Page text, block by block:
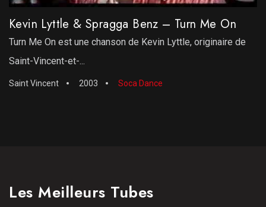
Kevin Lyttle & Spragga Benz – Turn Me On
Turn Me On est une chanson de Kevin Lyttle, originaire de
Saint-Vincent-et-...
Saint Vincent 2003 Soca Dance
Les Meilleurs Tubes